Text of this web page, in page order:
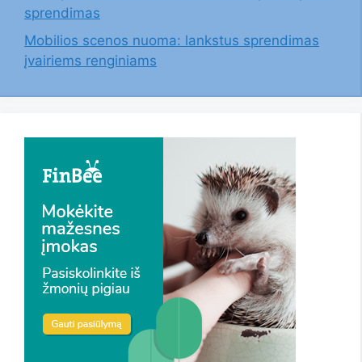
sprendimas
Mobilios scenos nuoma: lankstus sprendimas
įvairiems renginiams